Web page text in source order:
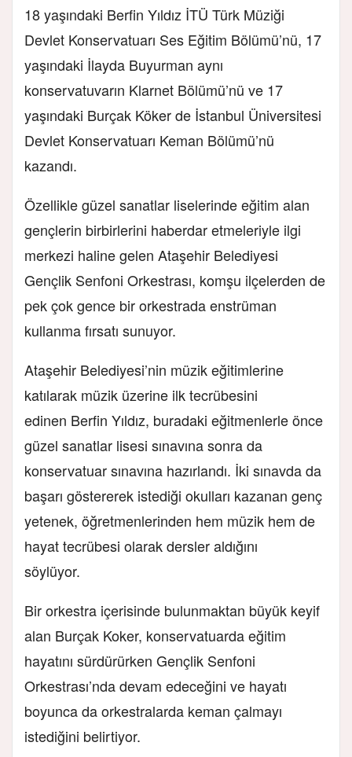
18 yaşındaki Berfin Yıldız İTÜ Türk Müziği
Devlet Konservatuarı Ses Eğitim Bölümü’nü, 17
yaşındaki İlayda Buyurman aynı
konservatuvarın Klarnet Bölümü’nü ve 17
yaşındaki Burçak Köker de İstanbul Üniversitesi
Devlet Konservatuarı Keman Bölümü’nü
kazandı.
Özellikle güzel sanatlar liselerinde eğitim alan
gençlerin birbirlerini haberdar etmeleriyle ilgi
merkezi haline gelen Ataşehir Belediyesi
Gençlik Senfoni Orkestrası, komşu ilçelerden de
pek çok gence bir orkestrada enstrüman
kullanma fırsatı sunuyor.
Ataşehir Belediyesi’nin müzik eğitimlerine
katılarak müzik üzerine ilk tecrübesini
edinen Berfin Yıldız, buradaki eğitmenlerle önce
güzel sanatlar lisesi sınavına sonra da
konservatuar sınavına hazırlandı. İki sınavda da
başarı göstererek istediği okulları kazanan genç
yetenek, öğretmenlerinden hem müzik hem de
hayat tecrübesi olarak dersler aldığını
söylüyor.
Bir orkestra içerisinde bulunmaktan büyük keyif
alan Burçak Koker, konservatuarda eğitim
hayatını sürdürürken Gençlik Senfoni
Orkestrası’ndadevam edeceğini ve hayatı
boyunca da orkestralarda keman çalmayı
istediğini belirtiyor.